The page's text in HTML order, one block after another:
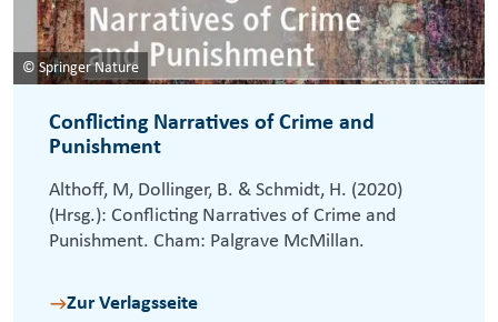
© Springer Nature
Conflicting Narratives of Crime and
Punishment
Althoff, M, Dollinger, B. & Schmidt, H. (2020)
(Hrsg.): Conflicting Narratives of Crime and
Punishment. Cham: Palgrave McMillan.
Zur Verlagsseite